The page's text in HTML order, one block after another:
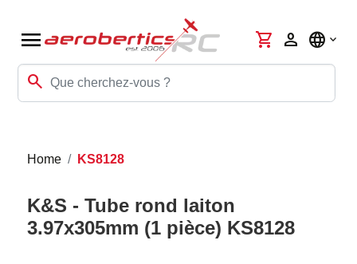
menu
search
shopping_cart person language
Home KS8128
K&S - Tube rond laiton
3.97x305mm (1 pièce) KS8128